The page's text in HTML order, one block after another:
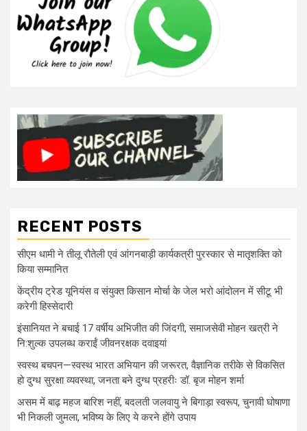
RECENT POSTS
सीएम धामी ने तीलू रौतेली एवं आंगनबाड़ी कार्यकत्री पुरस्कार से मातृशक्ति को
किया सम्मानित
केंद्रीय ट्रेड यूनियंस व संयुक्त किसान मोर्चा के जेल भरो आंदोलन में सीटू भी
करेगी हिस्सेदारी
इंसानियत ने बचाई 17 वर्षीय अभिजीत की जिंदगी, समाजसेवी मोहन खत्री ने
नि:शुल्क उपलब्ध कराईं जीवनरक्षक दवाइयां
स्वस्थ बचपन—स्वस्थ भारत अभियान की जरूरत, वैज्ञानिक तरीके से विकसित
हो दुग्ध सुरक्षा व्यवस्था, जनता बने दुग्ध प्रहरीः डॉ. बृज मोहन शर्मा
असम में बाढ़ महज बारिश नहीं, बदलती जलवायु ने बिगाड़ा स्वरूप, चुनावी घोषाणा
भी निकली जुमला, भविष्य के लिए ये करने होंगे उपाय